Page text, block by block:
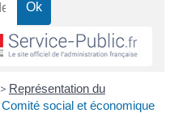
> Représentation du
Comité social et économique